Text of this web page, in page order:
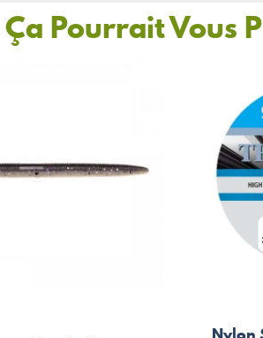
Ça Pourrait Vous
Nylon